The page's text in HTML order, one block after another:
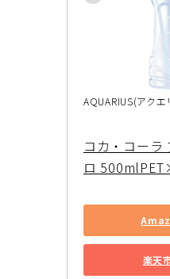
AQUARIUS(アクエ
コカ・コーラ
ロ
楽天